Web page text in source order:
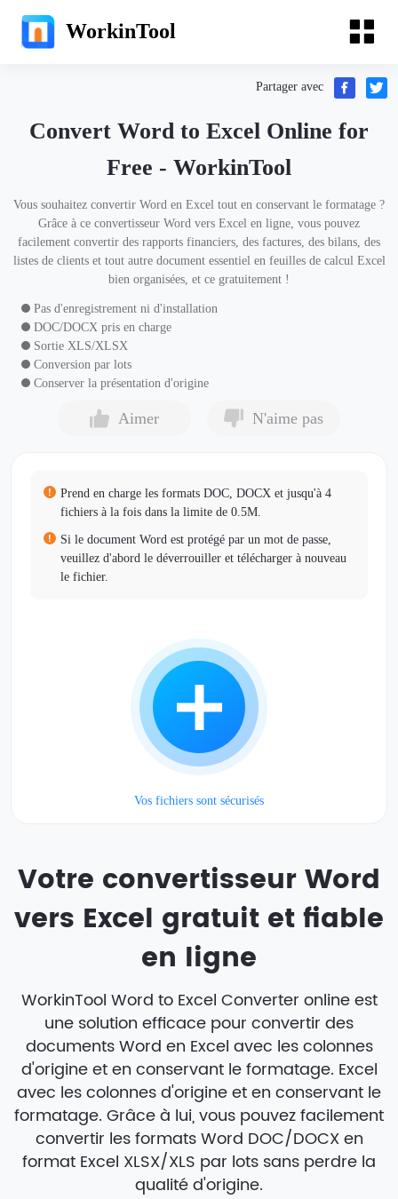
WorkinTool
Partager avec
Convert Word to Excel Online for
Free - WorkinTool
Vous souhaitez convertir Word en Excel tout en conservant le formatage ?
Grâce à ce convertisseur Word vers Excel en ligne, vous pouvez
facilement convertir des rapports financiers, des factures, des bilans, des
listes de clients et tout autre document essentiel en feuilles de calcul Excel
bien organisées, et ce gratuitement !
Pas d'enregistrement ni d'installation
DOC/DOCX pris en charge
Sortie XLS/XLSX
Conversion par lots
Conserver la présentation d'origine
Aimer N'aime pas
Prend en charge les formats DOC, DOCX et jusqu'à 4
fichiers à la fois dans la limite de 0.5M.
Si le document Word est protégé par un mot de passe,
veuillez d'abord le déverrouiller et télécharger à nouveau
le fichier.
Vos fichiers sont sécurisés
Votre convertisseur Word
vers Excel gratuit et fiable
en ligne
WorkinTool Word to Excel Converter online est
une solution efficace pour convertir des
documents Word en Excel avec les colonnes
d'origine et en conservant le formatage. Excel
avec les colonnes d'origine et en conservant le
formatage. Grâce à lui, vous pouvez facilement
convertir les formats Word DOC/DOCX en
format Excel XLSX/XLS par lots sans perdre la
qualité d'origine.